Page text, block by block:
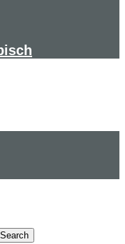
Search